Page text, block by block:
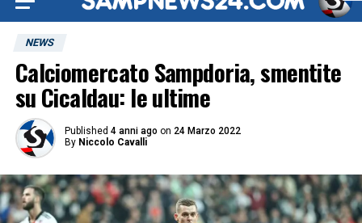
NEWS
Calciomercato Sampdoria, smentite
su Cicaldau: le ultime
Published 4 anni ago on 24 Marzo 2022
By Niccolo Cavalli